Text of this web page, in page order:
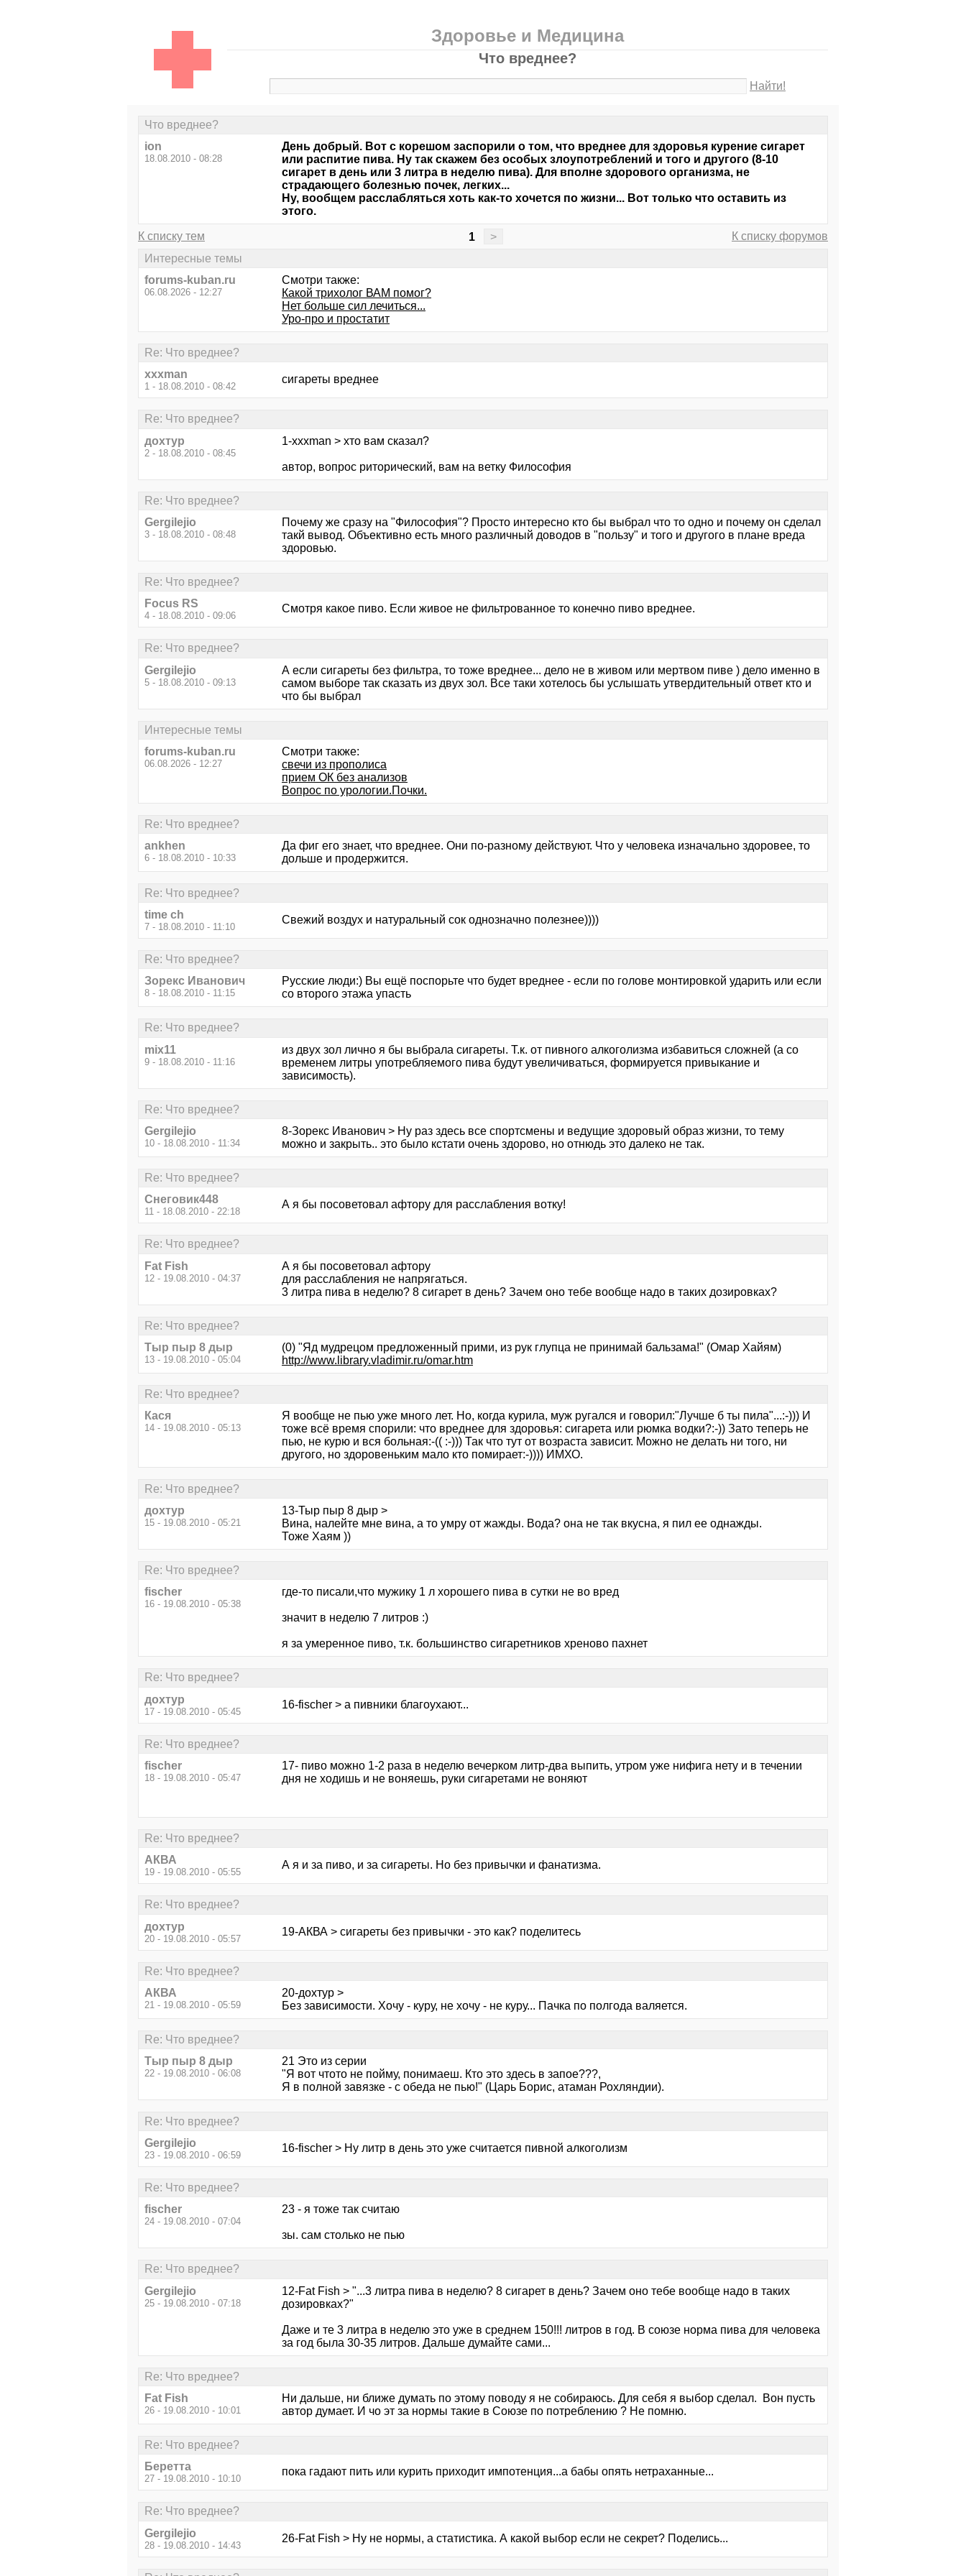
Здоровье и Медицина
Что вреднее?
Найти!
Что вреднее?
ion
18.08.2010 - 08:28
День добрый. Вот с корешом заспорили о том, что вреднее для здоровья курение сигарет
или распитие пива. Ну так скажем без особых злоупотреблений и того и другого (8-10
сигарет в день или 3 литра в неделю пива). Для вполне здорового организма, не
страдающего болезнью почек, легких...
Ну, вообщем расслабляться хоть как-то хочется по жизни... Вот только что оставить из
этого.
К списку тем 1 >
К списку форумов
Интересные темы
forums-kuban.ru
06.08.2026 - 12:27
Смотри также:
Какой трихолог ВАМ помог?
Нет больше сил лечиться...
Уро-про и простатит
Re: Что вреднее?
xxxman
1 - 18.08.2010 - 08:42
сигареты вреднее
Re: Что вреднее?
дохтур
2 - 18.08.2010 - 08:45
1-xxxman > хто вам сказал?
автор, вопрос риторический, вам на ветку Философия
Re: Что вреднее?
Gergilejio
3 - 18.08.2010 - 08:48
Почему же сразу на "Философия"? Просто интересно кто бы выбрал что то одно и почему он сделал
такй вывод. Объективно есть много различный доводов в "пользу" и того и другого в плане вреда
здоровью.
Re: Что вреднее?
Focus RS
4 - 18.08.2010 - 09:06
Смотря какое пиво. Если живое не фильтрованное то конечно пиво вреднее.
Re: Что вреднее?
Gergilejio
5 - 18.08.2010 - 09:13
А если сигареты без фильтра, то тоже вреднее... дело не в живом или мертвом пиве ) дело именно в
самом выборе так сказать из двух зол. Все таки хотелось бы услышать утвердительный ответ кто и
что бы выбрал
Интересные темы
forums-kuban.ru
06.08.2026 - 12:27
Смотри также:
свечи из прополиса
прием ОК без анализов
Вопрос по урологии.Почки.
Re: Что вреднее?
ankhen
6 - 18.08.2010 - 10:33
Да фиг его знает, что вреднее. Они по-разному действуют. Что у человека изначально здоровее, то
дольше и продержится.
Re: Что вреднее?
time ch
7 - 18.08.2010 - 11:10
Свежий воздух и натуральный сок однозначно полезнее))))
Re: Что вреднее?
Зорекс Иванович
8 - 18.08.2010 - 11:15
Русские люди:) Вы ещё поспорьте что будет вреднее - если по голове монтировкой ударить или если
со второго этажа упасть
Re: Что вреднее?
mix11
9 - 18.08.2010 - 11:16
из двух зол лично я бы выбрала сигареты. Т.к. от пивного алкоголизма избавиться сложней (а со
временем литры употребляемого пива будут увеличиваться, формируется привыкание и
зависимость).
Re: Что вреднее?
Gergilejio
10 - 18.08.2010 - 11:34
8-Зорекс Иванович > Ну раз здесь все спортсмены и ведущие здоровый образ жизни, то тему
можно и закрыть.. это было кстати очень здорово, но отнюдь это далеко не так.
Re: Что вреднее?
Снеговик448
11 - 18.08.2010 - 22:18
А я бы посоветовал афтору для расслабления вотку!
Re: Что вреднее?
Fat Fish
12 - 19.08.2010 - 04:37
А я бы посоветовал афтору
для расслабления не напрягаться.
3 литра пива в неделю? 8 сигарет в день? Зачем оно тебе вообще надо в таких дозировках?
Re: Что вреднее?
Тыр пыр 8 дыр
13 - 19.08.2010 - 05:04
(0) "Яд мудрецом предложенный прими, из рук глупца не принимай бальзама!" (Омар Хайям)
http://www.library.vladimir.ru/omar.htm
Re: Что вреднее?
Кася
14 - 19.08.2010 - 05:13
Я вообще не пью уже много лет. Но, когда курила, муж ругался и говорил:"Лучше б ты пила"...:-))) И
тоже всё время спорили: что вреднее для здоровья: сигарета или рюмка водки?:-)) Зато теперь не
пью, не курю и вся больная:-(( :-))) Так что тут от возраста зависит. Можно не делать ни того, ни
другого, но здоровеньким мало кто помирает:-)))) ИМХО.
Re: Что вреднее?
дохтур
15 - 19.08.2010 - 05:21
13-Тыр пыр 8 дыр >
Вина, налейте мне вина, а то умру от жажды. Вода? она не так вкусна, я пил ее однажды.
Тоже Хаям ))
Re: Что вреднее?
fischer
16 - 19.08.2010 - 05:38
где-то писали,что мужику 1 л хорошего пива в сутки не во вред
значит в неделю 7 литров :)
я за умеренное пиво, т.к. большинство сигаретников хреново пахнет
Re: Что вреднее?
дохтур
17 - 19.08.2010 - 05:45
16-fischer > а пивники благоухают...
Re: Что вреднее?
fischer
18 - 19.08.2010 - 05:47
17- пиво можно 1-2 раза в неделю вечерком литр-два выпить, утром уже нифига нету и в течении
дня не ходишь и не воняешь, руки сигаретами не воняют
Re: Что вреднее?
АКВА
19 - 19.08.2010 - 05:55
А я и за пиво, и за сигареты. Но без привычки и фанатизма.
Re: Что вреднее?
дохтур
20 - 19.08.2010 - 05:57
19-АКВА > сигареты без привычки - это как? поделитесь
Re: Что вреднее?
АКВА
21 - 19.08.2010 - 05:59
20-дохтур >
Без зависимости. Хочу - куру, не хочу - не куру... Пачка по полгода валяется.
Re: Что вреднее?
Тыр пыр 8 дыр
22 - 19.08.2010 - 06:08
21 Это из серии
"Я вот чтото не пойму, понимаеш. Кто это здесь в запое???,
Я в полной завязке - с обеда не пью!" (Царь Борис, атаман Рохляндии).
Re: Что вреднее?
Gergilejio
23 - 19.08.2010 - 06:59
16-fischer > Ну литр в день это уже считается пивной алкоголизм
Re: Что вреднее?
fischer
24 - 19.08.2010 - 07:04
23 - я тоже так считаю
зы. сам столько не пью
Re: Что вреднее?
Gergilejio
25 - 19.08.2010 - 07:18
12-Fat Fish > "...3 литра пива в неделю? 8 сигарет в день? Зачем оно тебе вообще надо в таких
дозировках?"
Даже и те 3 литра в неделю это уже в среднем 150!!! литров в год. В союзе норма пива для человека
за год была 30-35 литров. Дальше думайте сами...
Re: Что вреднее?
Fat Fish
26 - 19.08.2010 - 10:01
Ни дальше, ни ближе думать по этому поводу я не собираюсь. Для себя я выбор сделал. Вон пусть
автор думает. И чо эт за нормы такие в Союзе по потреблению ? Не помню.
Re: Что вреднее?
Беретта
27 - 19.08.2010 - 10:10
пока гадают пить или курить приходит импотенция...а бабы опять нетраханные...
Re: Что вреднее?
Gergilejio
28 - 19.08.2010 - 14:43
26-Fat Fish > Ну не нормы, а статистика. А какой выбор если не секрет? Поделись...